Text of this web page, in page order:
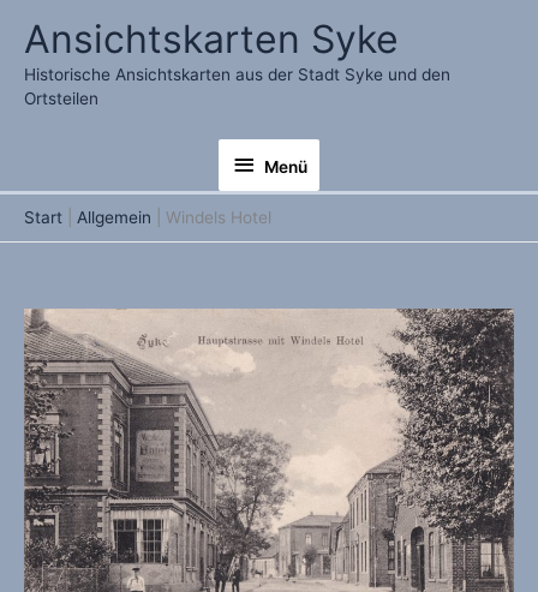
Inhalt
springen
Ansichtskarten Syke
Historische Ansichtskarten aus der Stadt Syke und den
Ortsteilen
Menü
Menü
Start Allgemein Windels Hotel